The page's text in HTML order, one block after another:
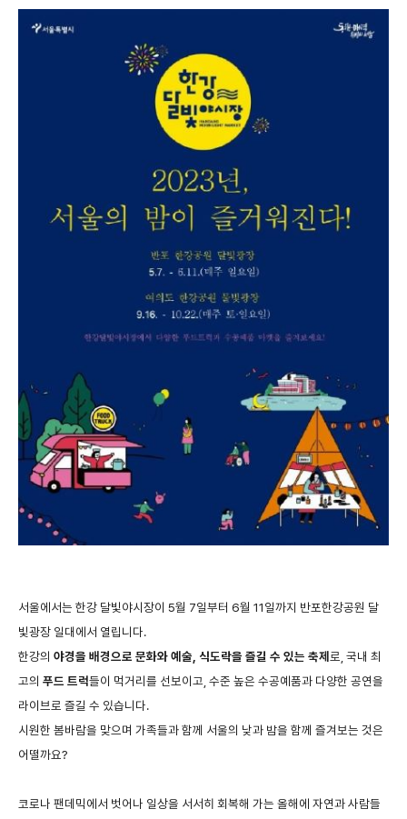
서울에서는 한강 달빛야시장이 5월 7일부터 6월 11일까지 반포한강공원 달
빛광장 일대에서 열립니다.
한강의 야경을 배경으로 문화와예술, 식도락을 즐길 수 있는 축제로 국내 최
고의 푸드 트럭들이 먹거리를 선보이고 수준 높은 수공예품과 다양한 공연을
라이브로 즐길 수 있습니다.
시원한 봄바람을 맞으며 가족들과함께 서울의 낮과 밤을 함께 즐겨보는 것은
어떨까요?
코로나 팬데믹에서 벗어나 일상을 서서히 회복해 가는 올해에 자연과사람들